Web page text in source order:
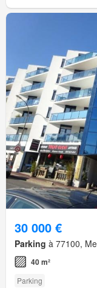
30 000 €
Parking à 77100,
40 m²
Parking